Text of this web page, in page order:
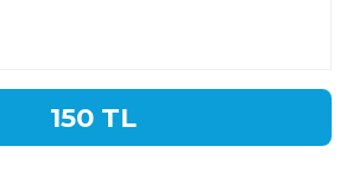
150 TL